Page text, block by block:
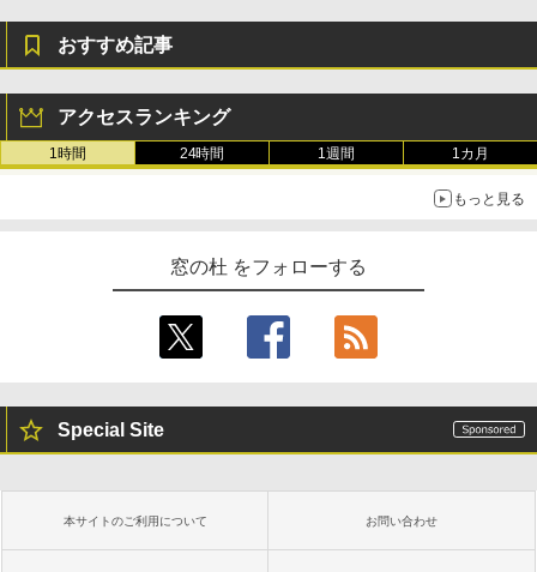
レージ、ノート機能搭載、明るさ自動調
整、色調調節ライト、プレミアムペン付
き、グラファイト
￥115,980
おすすめ記事
アクセスランキング
1時間 24時間 1週間 1カ月
もっと見る
窓の杜 をフォローする
Special Site
本サイトのご利用について お問い合わせ